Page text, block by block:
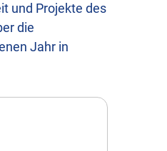
und Projekte des
die
Jahr in